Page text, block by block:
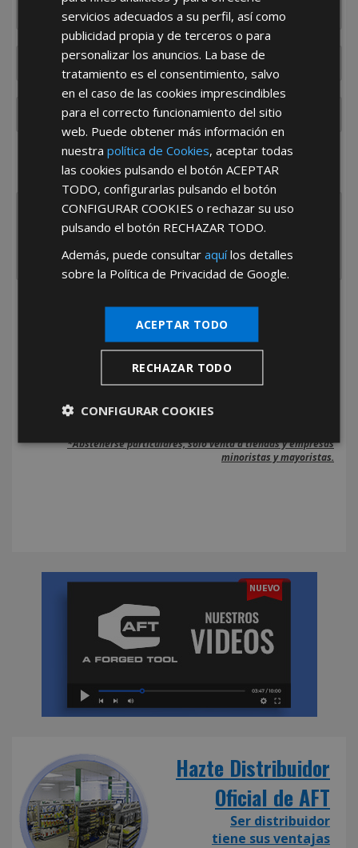
¿De dónde es la empresa?
España
Portugal Otros
He leído y acepto laPolítica de Privacidad
*Abstenerse particulares, sólo venta a tiendas y empresas
minoristas y mayoristas.
Hazte Distribuidor
Oficial de AFT
Ser distribuidor
tiene sus ventajas
servicios adecuados a su perfil, así como
publicidad propia y de terceros o para
personalizar los anuncios. La base de
tratamiento es el consentimiento, salvo
en el caso de las cookies imprescindibles
para el correcto funcionamiento del sitio
web. Puede obtener más información en
nuestrapolítica de Cookies, aceptar todas
las cookies pulsando el botónACEPTAR
TODO, configurarlas pulsando el botón
CONFIGURAR COOKIES o rechazar su uso
pulsando el botón RECHAZAR TODO.
Además, puede consultaraquílos detalles
sobre la Política de Privacidad de Google.
ACEPTAR TODO
RECHAZAR TODO
CONFIGURAR COOKIES